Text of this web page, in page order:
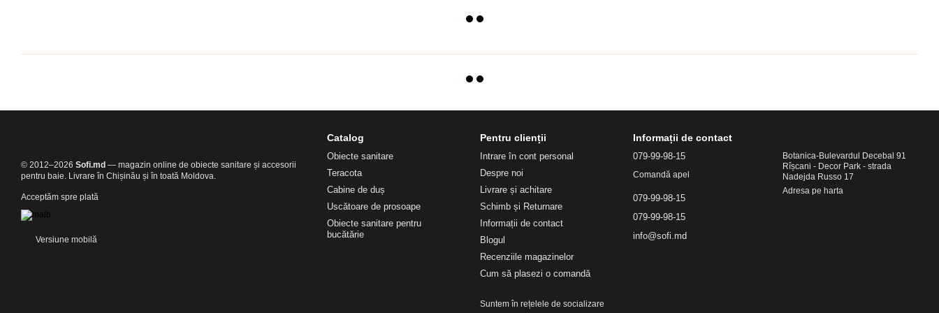
© 2012–2026 Sofi.md — magazin online de obiecte sanitare și accesorii
pentru baie. Livrare în Chișinău și în toată Moldova.
Acceptăm spre plată
Versiune mobilă
Catalog
Obiecte sanitare
Teracota
Cabine de duș
Uscătoare de prosoape
Obiecte sanitare pentru
bucătărie
Pentru clienții
Intrare în cont personal
Despre noi
Livrare și achitare
Schimb și Returnare
Informații de contact
Blogul
Recenziile magazinelor
Cum să plasezi o comandă
Suntem în rețelele de socializare
Informații de contact
079-99-98-15
Comandă apel
079-99-98-15
079-99-98-15
info@sofi.md
Botanica-Bulevardul Decebal 91
Rîșcani - Decor Park - strada
Nadejda Russo 17
Adresa pe harta